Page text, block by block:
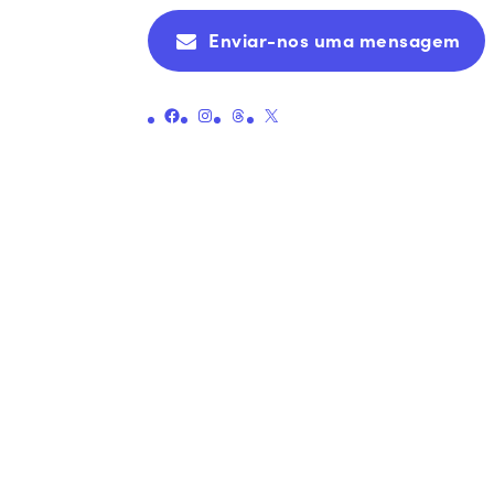
Enviar-nos uma mensagem
Ligação para a página oficial da Pennie no Facebook
Ligação para a página oficial da Pennie no Instagram
Ligação para a página oficial do Threads da PennieLigação para a página oficial da Pennie no X (antigo Twitter)